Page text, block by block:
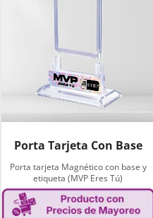
Porta Tarjeta Con Base
Porta tarjeta Magnético con base y
etiqueta (MVP Eres Tú)